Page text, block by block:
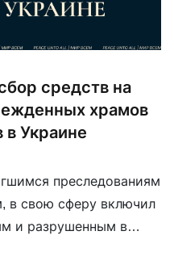
средств на
храмов
Украине
преследованиям
в свою сферу включил
и разрушенным в